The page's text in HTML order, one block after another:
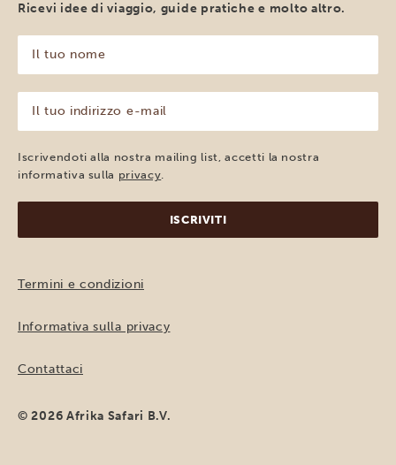
Ricevi idee di viaggio, guide pratiche e molto altro.
tuo
nome
(Obbligatorio)
tuo
indirizzo
e-
mail
Iscrivendoti alla nostra mailing list, accetti la nostra
informativa sulla privacy.
Termini e condizioni
Informativa sulla privacy
Contattaci
© 2026 Afrika Safari B.V.